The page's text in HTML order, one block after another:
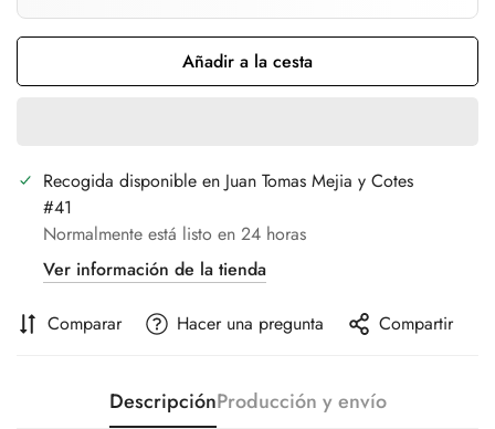
Añadir a la cesta
Recogida disponible en Juan Tomas Mejia y Cotes
#41
Normalmente está listo en 24 horas
Ver información de la tienda
Comparar Hacer una pregunta Compartir
DescripciónProducción y envío
Confirm your age